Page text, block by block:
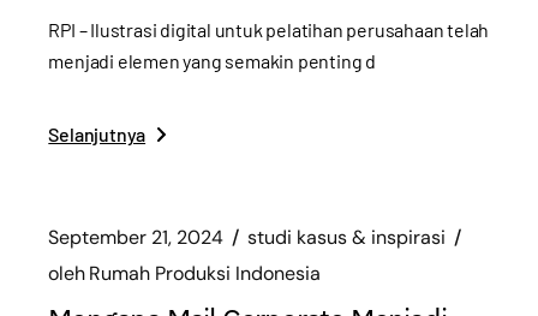
RPI – Ilustrasi digital untuk pelatihan perusahaan telah
menjadi elemen yang semakin penting d
Selanjutnya
September 21, 2024
studi kasus & inspirasi
olehRumah Produksi Indonesia